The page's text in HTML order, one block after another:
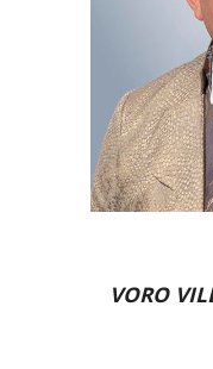
VORO